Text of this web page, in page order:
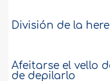
División de la
Afeitarse el vello
de depilarlo